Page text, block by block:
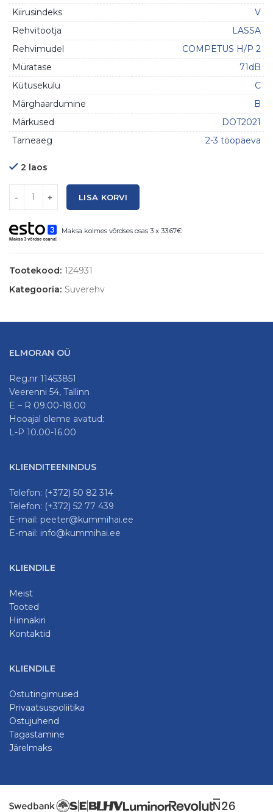
Kiirusindeks
V
Rehvitootja
LASSA
Rehvimudel
COMPETUS H/P 2
Müratase
71dB
Kütusekulu
C
Märghaardumine
B
Märkused
DOT2021
Tarneaeg
2-3 tööpäeva
2 laos
LISA KORVI
Maksa kolmes võrdses osas 3 x 33.67€
Tootekood: 124931
Kategooria: Suverehv
ELMORAN OÜ
Reg.nr 11453851
Veerenni 54, Tallinn
E – R 09.00-18.00
Hooajal oleme avatud:
L-P 10.00-16.00
KLIENDITEENINDUS
Telefon: (+372) 50 82 314
Telefon: (+372) 52 77 439
E-mail: peeter@kummihai.ee
E-mail: info@kummihai.ee
KLIENDILE
Meist
Tooted
Hinnakiri
Kontaktid
KLIENDILE
Ostutingimused
Privaatsuspoliitika
Ostujuhend
Tagastamine
Järelmaks